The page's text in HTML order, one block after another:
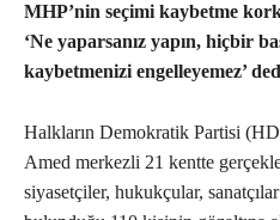
MHP’nin seçimi kaybetme
‘Ne yaparsanız yapın, hiçbir
kaybetmenizi engelleyemez’
Halkların Demokratik Partisi
Amed merkezli 21 kentte
siyasetçiler, hukukçular,